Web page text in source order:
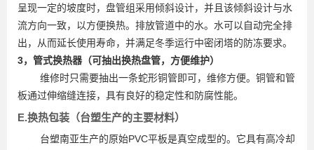
呈现一定的坡度时，盘管组采用倾斜设计，并且该倾斜设计与水
流方向一致，以方便换热。排放管道中的水。水可以自动完全排
出，从而延长使用寿命，并满足冬季运行中密闭塔的防冻要求。
3，管式换热器（可抽出换热盘管，方便维护）
维修时只需要抽出一条蛇形铜管即可，维修方便。铜管和管
板通过伸缩缝连接，具有良好的稳定性和防腐性能。
E.换热包装（台塑生产的主要材料）
台塑南亚生产的原始PVC平板是真空成型的。它具有高冷却